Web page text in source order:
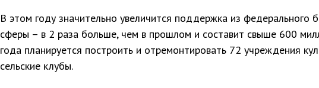
В этом году значительно увеличится поддержка из федерального
сферы – в 2 раза больше, чем в прошлом и составит свыше 600
года планируется построить и отремонтировать 72 учреждения
сельские клубы.